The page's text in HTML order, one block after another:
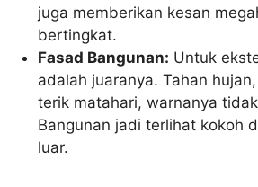
juga memberikan kesan
bertingkat.
Fasad Bangunan: Untuk
adalah juaranya. Tahan
terik matahari, warnanya
Bangunan jadi terlihat kokoh
luar.